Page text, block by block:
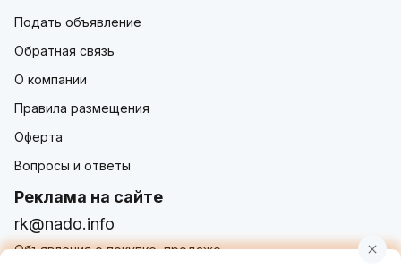
Подать объявление
Обратная связь
О компании
Правила размещения
Оферта
Вопросы и ответы
Реклама на сайте
rk@nado.info
Объявления о покупке, продаже,